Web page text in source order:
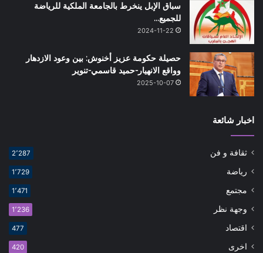
سباق الإبل ينخرط بالجامعة الملكية للرياضة
للجميع…
2024-11-22
حصيلة حكومة عزيز أخنوش: بين وعود الازدهار
وواقع الانهيار-حميد قاسمي-تنوير
2025-10-07
اخبار شائعة
ثقافة و فن 2٬287
رياضة 1٬729
مجتمع 1٬471
وجهة نظر 1٬236
اقتصاد 477
اخرى 420